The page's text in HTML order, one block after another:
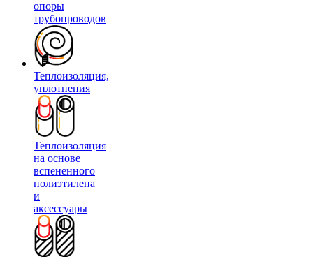
опоры
трубопроводов
Теплоизоляция,
уплотнения
Теплоизоляция
на основе
вспененного
полиэтилена
и
аксессуары